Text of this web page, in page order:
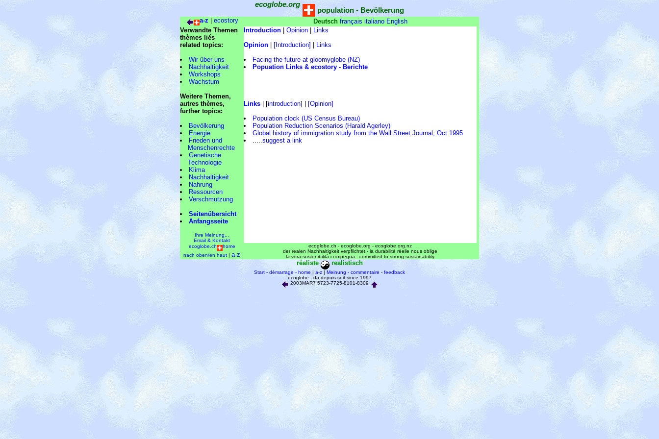
ecoglobe.org
population - Bevölkerung
a-z ecostory Deutsch français italiano English
Verwandte Themen
thèmes liés
related topics:
Wir über uns
Nachhaltigkeit
Workshops
Wachstum
Weitere Themen,
autres thèmes,
further topics:
Bevölkerung
Energie
Frieden und
Menschenrechte
Genetische
Technologie
Klima
Nachhaltigkeit
Nahrung
Ressourcen
Verschmutzung
Seitenübersicht
Anfangsseite
Introduction Opinion
Links
Opinion
[Introduction]
Links
Facing the future at gloomyglobe (NZ)
Popuation Links & ecostory - Berichte
Links | [introduction] |
[Opinion]
Population clock (US Census Bureau)
Population Reduction Scenarios (Harald Agerley)
Global history of immigration study from the Wall Street Journal, Oct 1995
.....suggest a link
Ihre Meinung...
Email & Kontakt
ecoglobe.ch
home
nach oben/en haut | a-z
ecoglobe.ch - ecoglobe.org - ecoglobe.org.nz
der realen Nachhaltigkeit verpflichtet - la durabilité réelle nous oblige
la vera sostenibilità ci impegna - committed to strong sustainability
réaliste realistisch
Start - démarrage - home | a-z | Meinung - commentaire - feedback
ecoglobe - da depuis seit since 1997
2003MAR7 5723-7725-8101-8309